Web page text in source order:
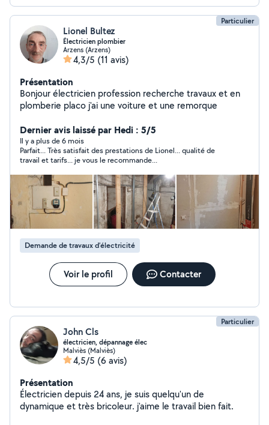
Particulier
Lionel Bultez
Électricien plombier
Arzens (Arzens)
4,3/5 (11 avis)
Présentation
Bonjour électricien profession recherche travaux et en
plomberie placo j'ai une voiture et une remorque
Dernier avis laissé par Hedi : 5/5
Il y a plus de 6 mois
Parfait... Très satisfait des prestations de Lionel... qualité de
travail et tarifs... je vous le recommande...
Demande de travaux d’électricité
Voir le profil Contacter
Particulier
John Cls
électricien, dépannage élec
Malviès (Malviès)
4,5/5 (6 avis)
Présentation
Électricien depuis 24 ans, je suis quelqu'un de
dynamique et très bricoleur. j'aime le travail bien fait.